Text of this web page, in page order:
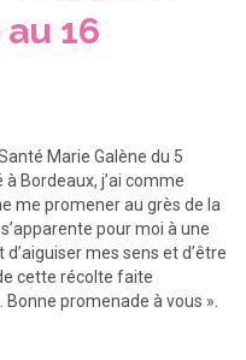
16
Marie Galène du 5
Bordeaux, j’ai comme
me promener au grès de la
pour moi à une
mes sens et d’être
cette récolte faite
Bonne promenade à vous ».